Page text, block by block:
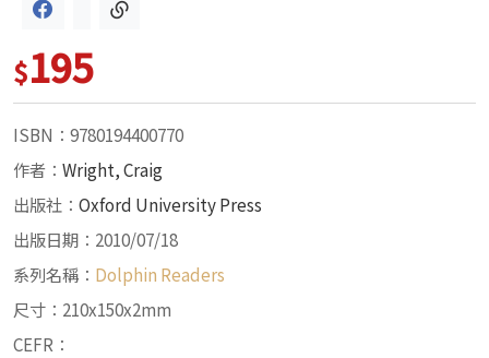
$195
ISBN：9780194400770
作者： Wright, Craig
出版社： Oxford University Press
出版日期：2010/07/18
系列名稱： Dolphin Readers
尺寸：210x150x2mm
CEFR：